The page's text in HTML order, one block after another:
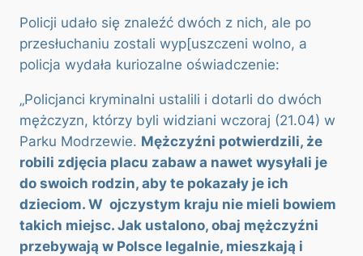
Policji udało się znaleźć dwóch z nich, ale po
przesłuchaniu zostali wyp[uszczeni wolno, a
policja wydała kuriozalne oświadczenie:
„Policjanci kryminalni ustalili i dotarli do dwóch
mężczyzn, którzy byli widziani wczoraj (21.04) w
Parku Modrzewie. Mężczyźni potwierdzili, że
robili zdjęcia placu zabaw a nawet wysyłali je
do swoich rodzin, aby te pokazały je ich
dzieciom. W ojczystym kraju nie mieli bowiem
takich miejsc. Jak ustalono, obaj mężczyźni
przebywają w Polsce legalnie, mieszkają i